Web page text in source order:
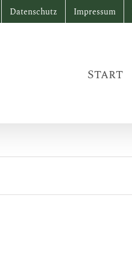
Datenschutz Impressum
Start